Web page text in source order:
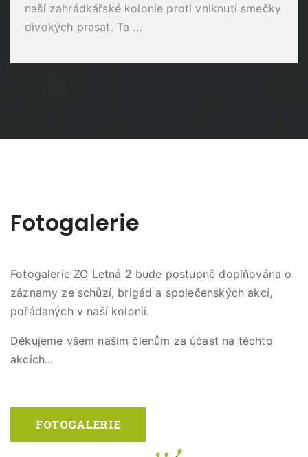
naší zahrádkářské kolonie proti vniknutí smečky
divokých prasat. Ta ...
Fotogalerie
Fotogalerie ZO Letná 2 bude postupně doplňována o
záznamy ze schůzí, brigád a společenských akcí,
pořádaných v naší kolonii.
Děkujeme všem našim členům za účast na těchto
akcích...
FOTOGALERIE